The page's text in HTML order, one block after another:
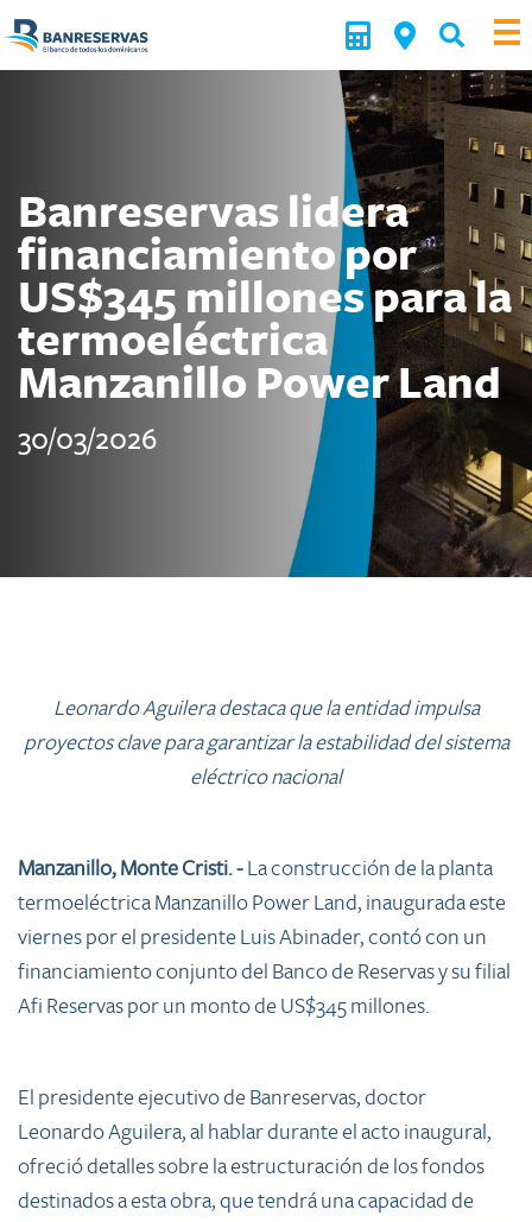
Banreservas lidera
financiamiento por
US$345 millones para la
termoeléctrica
Manzanillo Power Land
30/03/2026
Leonardo Aguilera destaca que la entidad impulsa
proyectos clave para garantizar la estabilidad del sistema
eléctrico nacional
Manzanillo, Monte Cristi. -La construcción de la planta
termoeléctrica Manzanillo Power Land, inaugurada este
viernes por el presidente Luis Abinader, contó con un
financiamiento conjunto del Banco de Reservas y su filial
Afi Reservas por un monto de US$345 millones.
El presidente ejecutivo de Banreservas, doctor
Leonardo Aguilera, al hablar durante el acto inaugural,
ofreció detalles sobre la estructuración de los fondos
destinados a esta obra, que tendrá una capacidad de